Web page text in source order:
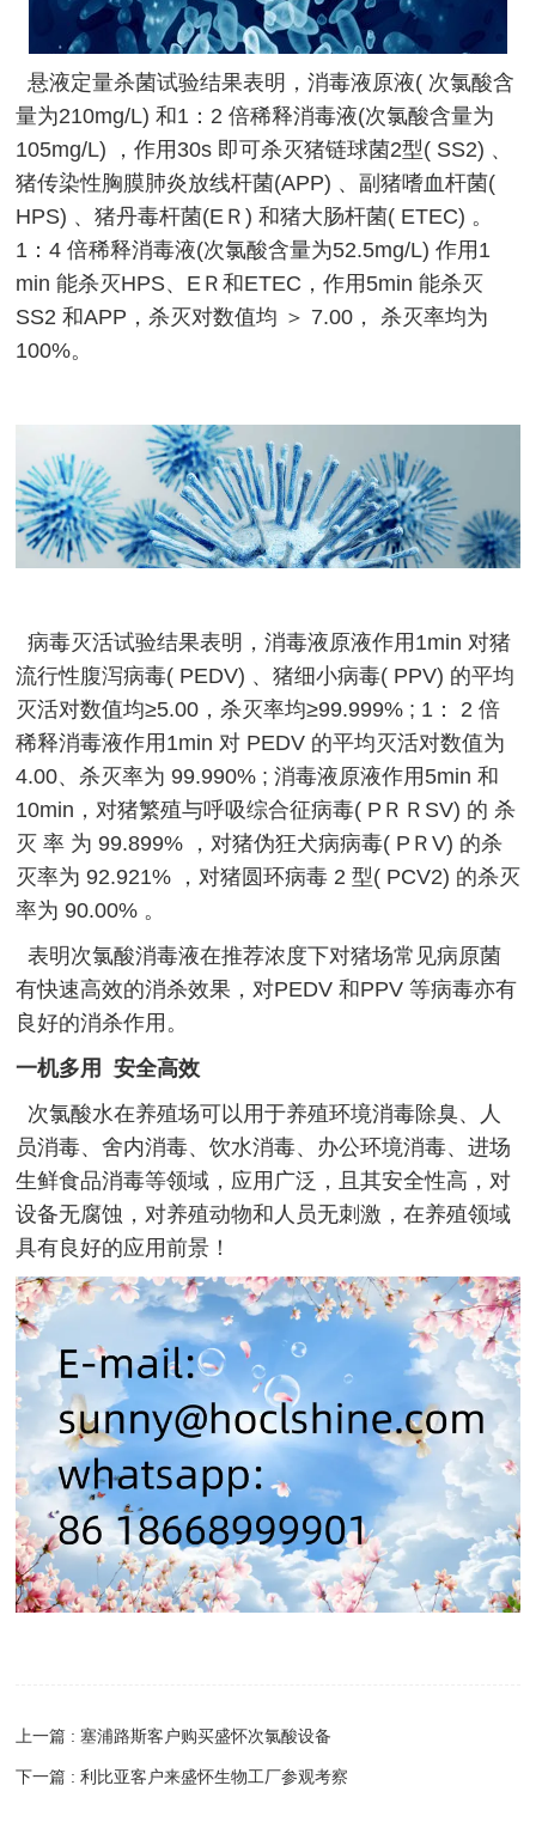
悬液定量杀菌试验结果表明，消毒液原液( 次氯酸含
量为210mg/L) 和1：2 倍稀释消毒液(次氯酸含量为
105mg/L) ，作用30s 即可杀灭猪链球菌2型( SS2) 、
猪传染性胸膜肺炎放线杆菌(APP) 、副猪嗜血杆菌(
HPS) 、猪丹毒杆菌(EＲ) 和猪大肠杆菌( ETEC) 。
1：4 倍稀释消毒液(次氯酸含量为52.5mg/L) 作用1
min 能杀灭HPS、EＲ和ETEC，作用5min 能杀灭
SS2 和APP，杀灭对数值均 ＞ 7.00， 杀灭率均为
100%。
病毒灭活试验结果表明，消毒液原液作用1min 对猪
流行性腹泻病毒( PEDV) 、猪细小病毒( PPV) 的平均
灭活对数值均≥5.00，杀灭率均≥99.999% ; 1： 2 倍
稀释消毒液作用1min 对 PEDV 的平均灭活对数值为
4.00、杀灭率为 99.990% ; 消毒液原液作用5min 和
10min，对猪繁殖与呼吸综合征病毒( PＲＲSV) 的 杀
灭 率 为 99.899% ，对猪伪狂犬病病毒( PＲV) 的杀
灭率为 92.921% ，对猪圆环病毒 2 型( PCV2) 的杀灭
率为 90.00% 。
表明次氯酸消毒液在推荐浓度下对猪场常见病原菌
有快速高效的消杀效果，对PEDV 和PPV 等病毒亦有
良好的消杀作用。
一机多用 安全高效
次氯酸水在养殖场可以用于养殖环境消毒除臭、人
员消毒、舍内消毒、饮水消毒、办公环境消毒、进场
生鲜食品消毒等领域，应用广泛，且其安全性高，对
设备无腐蚀，对养殖动物和人员无刺激，在养殖领域
具有良好的应用前景！
上一篇 : 塞浦路斯客户购买盛怀次氯酸设备
下一篇 : 利比亚客户来盛怀生物工厂参观考察